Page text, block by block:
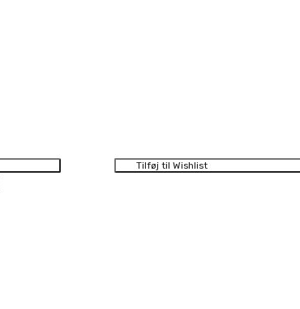
Tilføj til Wishlist